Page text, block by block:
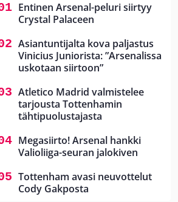
Entinen Arsenal-peluri siirtyy
Crystal Palaceen
Asiantuntijalta kova paljastus
Vinicius Juniorista: ”Arsenalissa
uskotaan siirtoon”
Atletico Madrid valmistelee
tarjousta Tottenhamin
tähtipuolustajasta
Megasiirto! Arsenal hankki
Valioliiga-seuran jalokiven
Tottenham avasi neuvottelut
Cody Gakposta